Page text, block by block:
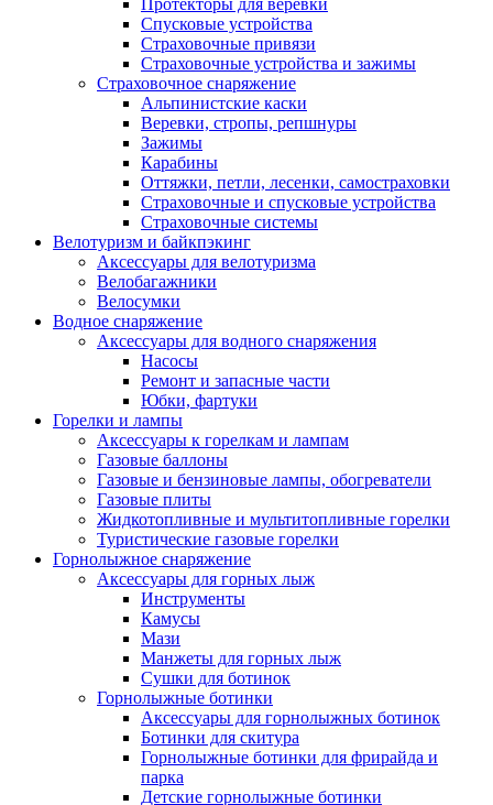
Протекторы для веревки
Спусковые устройства
Страховочные привязи
Страховочные устройства и зажимы
Страховочное снаряжение
Альпинистские каски
Веревки, стропы, репшнуры
Зажимы
Карабины
Оттяжки, петли, лесенки, самостраховки
Страховочные и спусковые устройства
Страховочные системы
Велотуризм и байкпэкинг
Аксессуары для велотуризма
Велобагажники
Велосумки
Водное снаряжение
Аксессуары для водного снаряжения
Насосы
Ремонт и запасные части
Юбки, фартуки
Горелки и лампы
Аксессуары к горелкам и лампам
Газовые баллоны
Газовые и бензиновые лампы, обогреватели
Газовые плиты
Жидкотопливные и мультитопливные горелки
Туристические газовые горелки
Горнолыжное снаряжение
Аксессуары для горных лыж
Инструменты
Камусы
Мази
Манжеты для горных лыж
Сушки для ботинок
Горнолыжные ботинки
Аксессуары для горнолыжных ботинок
Ботинки для скитура
Горнолыжные ботинки для фрирайда и
парка
Детские горнолыжные ботинки